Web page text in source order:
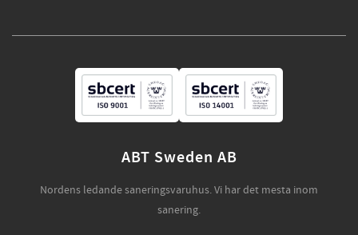
ABT Sweden AB
Nordens ledande saneringsvaruhus. Vi har det mesta inom
sanering.